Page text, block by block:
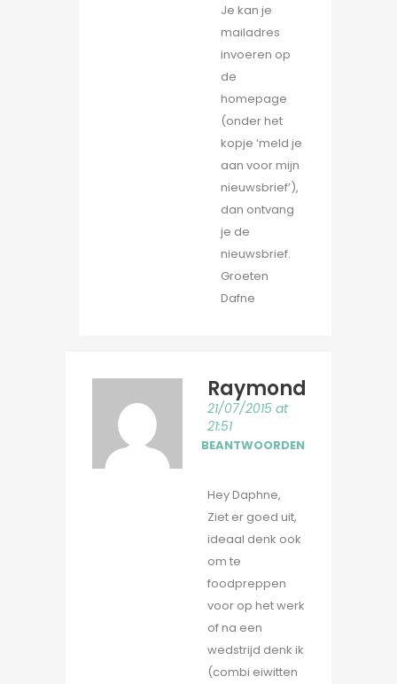
Je kan je
mailadres
invoeren op
de
homepage
(onder het
kopje ‘meld je
aan voor mijn
nieuwsbrief’),
dan ontvang
je de
nieuwsbrief.
Groeten
Dafne
Raymond
21/07/2015 at
21:51
BEANTWOORDEN
Hey Daphne,
Ziet er goed uit,
ideaal denk ook
om te
foodpreppen
voor op het werk
of na een
wedstrijd denk ik
(combi eiwitten